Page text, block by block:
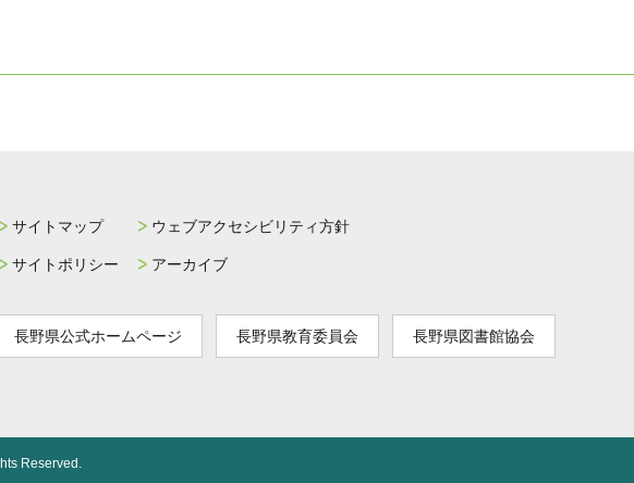
サイトマップ ウェブアクセシビリティ方針
サイトポリシー アーカイブ
長野県公式ホームページ 長野県教育委員会 長野県図書館協会
Reserved.